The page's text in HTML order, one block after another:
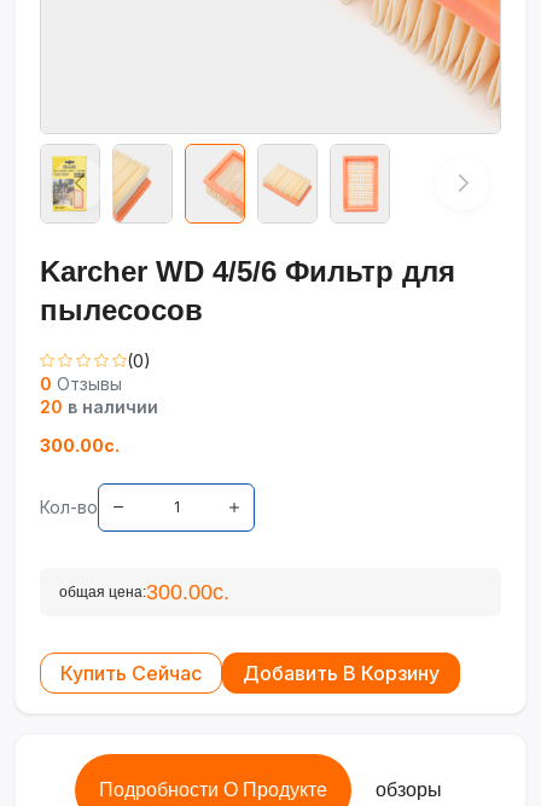
Karcher WD 4/5/6 Фильтр для
пылесосов
(0)
0 Отзывы
20 в наличии
300.00с.
Кол-во
общая цена:300.00с.
Купить Сейчас Добавить В Корзину
Подробности О Продукте обзоры